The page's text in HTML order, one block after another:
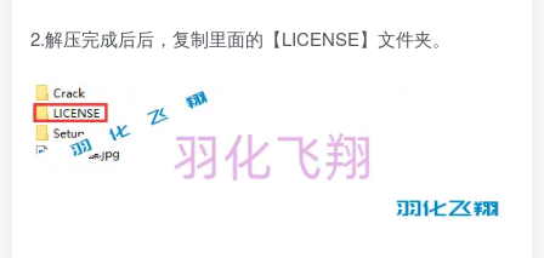
2.解压完成后后，复制里面的【LICENSE】文件夹。